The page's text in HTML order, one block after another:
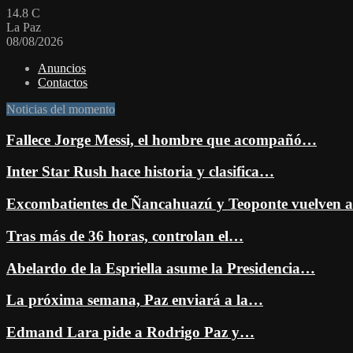
14.8 C
La Paz
08/08/2026
Anuncios
Contactos
Noticias del momento
Fallece Jorge Messi, el hombre que acompañó…
Inter Star Rush hace historia y clasifica…
Excombatientes de Ñancahuazú y Teoponte vuelven
Tras más de 36 horas, controlan el…
Abelardo de la Espriella asume la Presidencia…
La próxima semana, Paz enviará a la…
Edmand Lara pide a Rodrigo Paz y…